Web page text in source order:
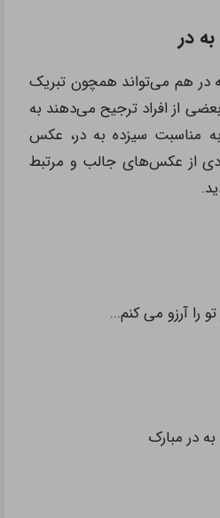
در
هم می‌تواند همچون تبریک
از افراد ترجیح می‌دهند به
مناسبت سیزده به در، عکس
از عکس‌های جالب و مرتبط
را آرزو می کنم...
در مبارک